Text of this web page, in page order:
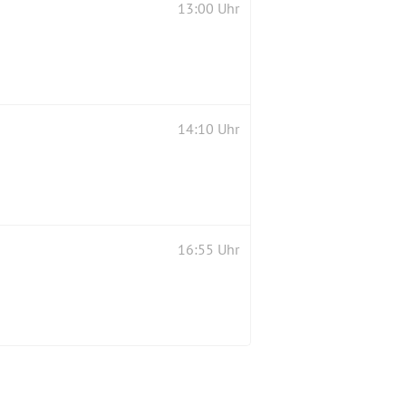
13:00 Uhr
14:10 Uhr
16:55 Uhr